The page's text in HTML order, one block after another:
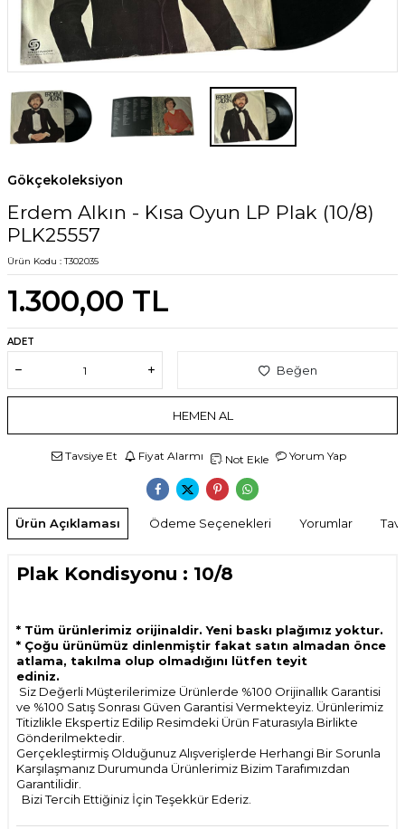
Gökçekoleksiyon
Erdem Alkın - Kısa Oyun LP Plak (10/8)
PLK25557
Ürün Kodu :T302035
1.300,00 TL
ADET
Beğen
HEMEN AL
Tavsiye Et Fiyat Alarmı Not Ekle Yorum Yap
Ürün Açıklaması Ödeme Seçenekleri Yorumlar
Plak Kondisyonu : 10/8
* Tüm ürünlerimiz orijinaldir. Yeni baskı plağımız yoktur.
* Çoğu ürünümüz dinlenmiştir fakat satın almadan önce
atlama, takılma olup olmadığını lütfen teyit
ediniz.
Siz Değerli Müşterilerimize Ürünlerde %100 Orijinallık Garantisi
ve %100 Satış Sonrası Güven Garantisi Vermekteyiz. Ürünlerimiz
Titizlikle Ekspertiz Edilip Resimdeki Ürün Faturasıyla Birlikte
Gönderilmektedir.
Gerçekleştirmiş Olduğunuz Alışverişlerde Herhangi Bir Sorunla
Karşılaşmanız Durumunda Ürünlerimiz Bizim Tarafımızdan
Garantilidir.
Bizi Tercih Ettiğiniz İçin Teşekkür Ederiz.